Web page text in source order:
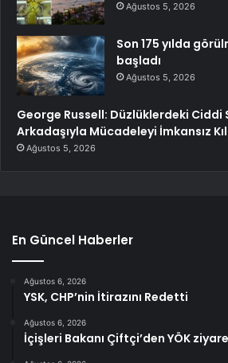
Ağustos 5, 2026
Son 175 yılda
başladı
Ağustos 5, 2026
George Russell: Düzlüklerdeki Ciddi
Arkadaşıyla Mücadeleyi İmkansız
Ağustos 5, 2026
En Güncel Haberler
Ağustos 6, 2026
YSK, CHP’nin İtirazını Redetti
Ağustos 6, 2026
İçişleri Bakanı Çiftçi’den YÖK